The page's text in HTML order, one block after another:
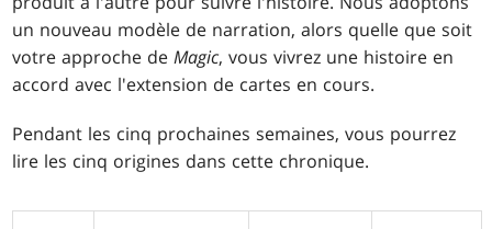
un nouveau modèle de narration, alors quelle que soit
votre approche deMagic, vous vivrez une histoire en
accord avec l'extension de cartes en cours.
Pendant les cinq prochaines semaines, vous pourrez
lire les cinq origines dans cette chronique.